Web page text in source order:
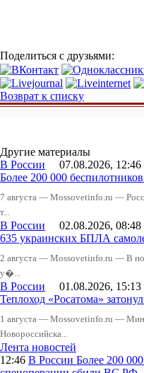
Поделиться с друзьями:
Возврат к списку
Другие материалы
В России 07.08.2026, 12:46
Более 200 000
7 августа — Mossovetinfo.ru —
т...
В России 02.08.2026, 08:48
635 украинских БПЛА
2 августа — Mossovetinfo.ru — В
у�...
В России 01.08.2026, 15:13
Теплоход «Росатома»
1 августа — Mossovetinfo.ru —
Новороссийска...
Лента новостей
12:46 В России Более 200